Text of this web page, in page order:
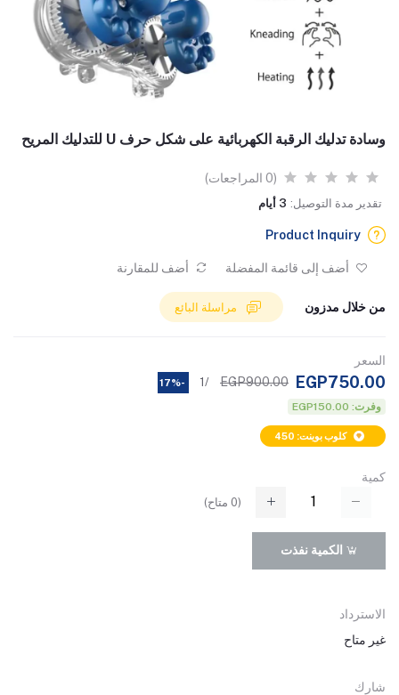
وسادة تدليك الرقبة الكهربائية على شكل حرف U للتدليك المريح
(0 المراجعات)
تقدير مدة التوصيل: 3 أيام
Product Inquiry
أضف إلى قائمة المفضلة أضف للمقارنة
من خلال مدزون
السعر
EGP750.00
EGP900.00
/1
-17%
وفرت: EGP150.00
كلوب بوينت: 450
كمية
(
0 متاح)
الكمية نفذت
الاسترداد
غير متاح
شارك